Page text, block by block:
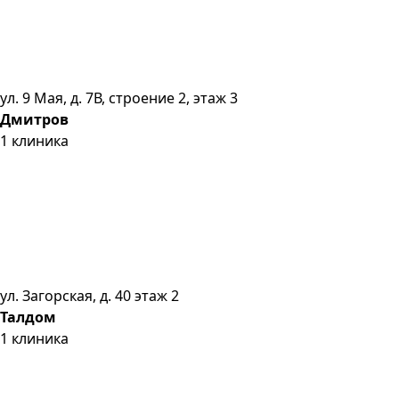
ул. 9 Мая, д. 7В, строение 2, этаж 3
Дмитров
1 клиника
ул. Загорская, д. 40 этаж 2
Талдом
1 клиника